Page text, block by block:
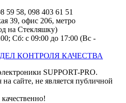
59 58, 098 403 61 51
39, офис 206, метро
на Стекляшку)
Сб: с 09:00 до 17:00 (Вс -
КОНТРОЛЯ КАЧЕСТВА
SUPPORT-PRO.
сайте, не является публичной